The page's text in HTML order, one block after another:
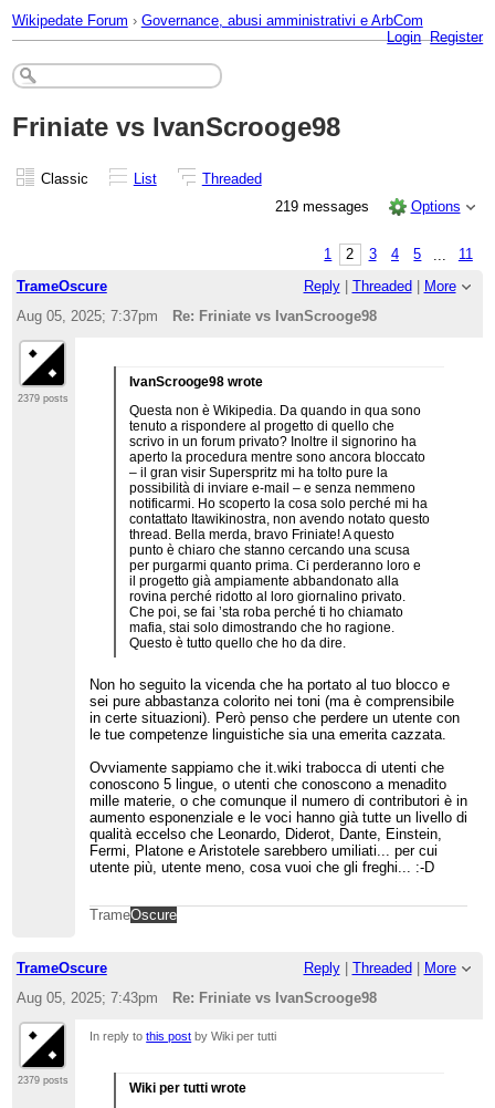
Wikipedate Forum › Governance, abusi amministrativi e ArbCom
Login Register
Friniate vs IvanScrooge98
Classic List
Threaded
219 messages
Options
1 2 3 4 5
11
TrameOscure
Reply| Threaded
More
Aug 05, 2025; 7:37pm
Re: Friniate vs IvanScrooge98
2379 posts
IvanScrooge98 wrote
Questa non è Wikipedia. Da quando in qua sono
tenuto a rispondere al progetto di quello che
scrivo in un forum privato? Inoltre il signorino ha
aperto la procedura mentre sono ancora bloccato
– il gran visir Superspritz mi ha tolto pure la
possibilità di inviare e-mail – e senza nemmeno
notificarmi. Ho scoperto la cosa solo perché mi ha
contattato Itawikinostra, non avendo notato questo
thread. Bella merda, bravo Friniate! A questo
punto è chiaro che stanno cercando una scusa
per purgarmi quanto prima. Ci perderanno loro e
il progetto già ampiamente abbandonato alla
rovina perché ridotto al loro giornalino privato.
Che poi, se fai ’sta roba perché ti ho chiamato
mafia, stai solo dimostrando che ho ragione.
Questo è tutto quello che ho da dire.
Non ho seguito la vicenda che ha portato al tuo blocco e
sei pure abbastanza colorito nei toni (ma è comprensibile
in certe situazioni). Però penso che perdere un utente con
le tue competenze linguistiche sia una emerita cazzata.
Ovviamente sappiamo che it.wiki trabocca di utenti che
conoscono 5 lingue, o utenti che conoscono a menadito
mille materie, o che comunque il numero di contributori è in
aumento esponenziale e le voci hanno già tutte un livello di
qualità eccelso che Leonardo, Diderot, Dante, Einstein,
Fermi, Platone e Aristotele sarebbero umiliati... per cui
utente più, utente meno, cosa vuoi che gli freghi... :-D
TrameOscure
TrameOscure Reply| Threaded
More
Aug 05, 2025; 7:43pm
Re: Friniate vs IvanScrooge98
2379 posts
In reply tothis post by Wiki per tutti
Wiki per tutti wrote